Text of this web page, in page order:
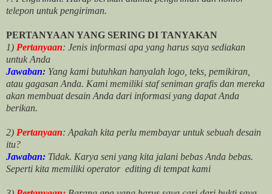
telepon untuk pengiriman.
PERTANYAAN YANG SERING DI TANYAKAN
1) Pertanyaan: Jenis informasi apa yang harus saya sediakan
untuk Anda
Jawaban: Yang kami butuhkan hanyalah logo, teks, pemikiran,
atau gagasan Anda. Kami memiliki staf seniman grafis dan mereka
akan membuat desain Anda dari informasi yang dapat Anda
berikan.
2) Pertanyaan: Apakah kita perlu membayar untuk sebuah desain
itu?
Jawaban: Tidak. Karya seni yang kita jalani bebas Anda bebas.
Seperti kita memiliki operator editing di tempat kami